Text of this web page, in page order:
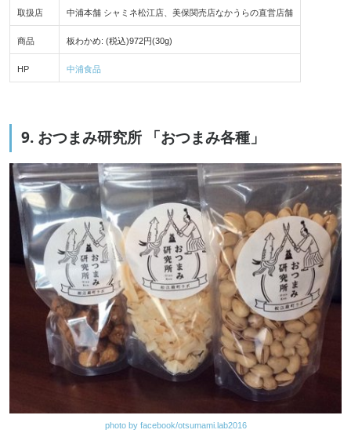
取扱店 中浦本舗 シャミネ松江店、美保関売店なかうらの直営店舗
商品 板わかめ: (税込)972円(30g)
HP 中浦食品
9. おつまみ研究所 「おつまみ各種」
photo by facebook/otsumami.lab2016